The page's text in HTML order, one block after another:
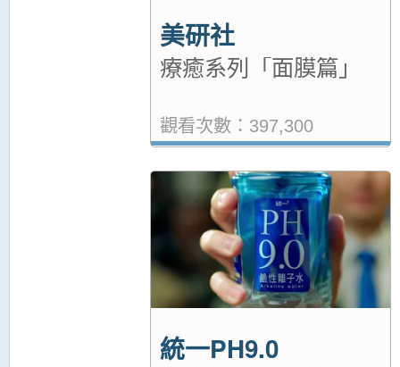
美研社
療癒系列「面膜篇」
觀看次數：397,300
統一PH9.0